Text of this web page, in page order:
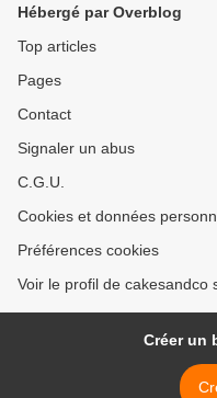
Hébergé par Overblog
Top articles
Pages
Contact
Signaler un abus
C.G.U.
Cookies et données
Préférences cookies
Voir le profil de cakesandco
Créer un